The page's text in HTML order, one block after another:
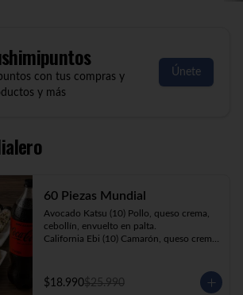
con tus compras y
y más
Únete
60 Piezas Mundial
Avocado Katsu (10) Pollo, queso crema,
cebollín, envuelto en palta.
California Ebi (10) Camarón, queso crema,
crema, cebollín, envuelto en sésamo.
Katsu Roll (10) Pollo apanado, queso
$18.990$25.990